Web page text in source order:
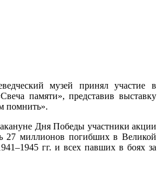
музей принял участие в
памяти», представив выставку
помнить».
Дня Победы участники акции
27 миллионов погибших в Великой
гг. и всех павших в боях за